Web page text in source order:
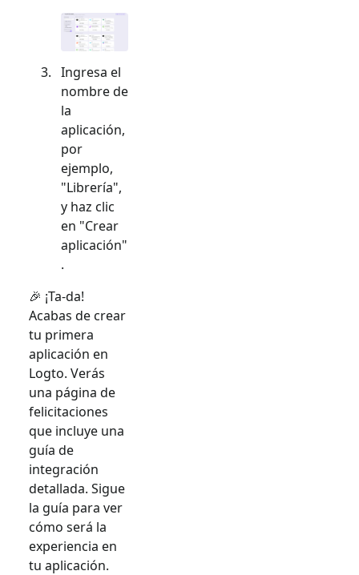
Ingresa el
nombre de
la
aplicación,
por
ejemplo,
"Librería",
y haz clic
en "Crear
aplicación"
.
🎉 ¡Ta-da!
Acabas de crear
tu primera
aplicación en
Logto. Verás
una página de
felicitaciones
que incluye una
guía de
integración
detallada. Sigue
la guía para ver
cómo será la
experiencia en
tu aplicación.